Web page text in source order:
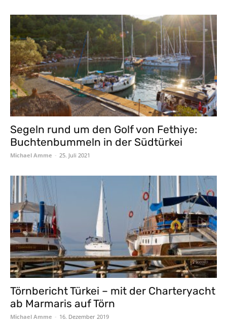
Segeln rund um den Golf von Fethiye:
Buchtenbummeln in der Südtürkei
Michael Amme - 25. Juli 2021
Törnbericht Türkei – mit der Charteryacht
ab Marmaris auf Törn
Michael Amme - 16. Dezember 2019